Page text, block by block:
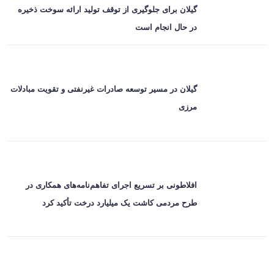
گیلان برای جلوگیری از توقف تولید ارائه سوخت ذخیره
در حال انجام است
گیلان در مسیر توسعه صادرات غیرنفتی و تقویت مبادلات
مرزی
افلاطونی بر تسریع اجرای تفاهم‌نامه‌های همکاری در
طرح مردمی کاشت یک میلیارد درخت تأکید کرد